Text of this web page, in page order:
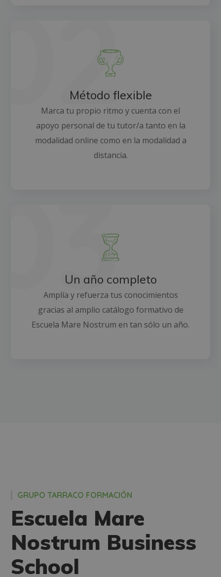
Método flexible
Marca tu propio ritmo y cuenta con el
apoyo personal de tu tutor/a tanto en la
modalidad online como en la modalidad a
distancia.
Un año completo
Amplía y refuerza tus conocimientos
gracias al amplio catálogo formativo de
Escuela Mare Nostrum en tan sólo un año.
GRUPO TARRACO FORMACIÓN
Escuela Mare
Nostrum Business
School